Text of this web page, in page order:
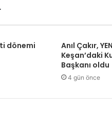
dönemi
Anıl Çakır,
Keşan’daki
Başkanı oldu
4 gün önce